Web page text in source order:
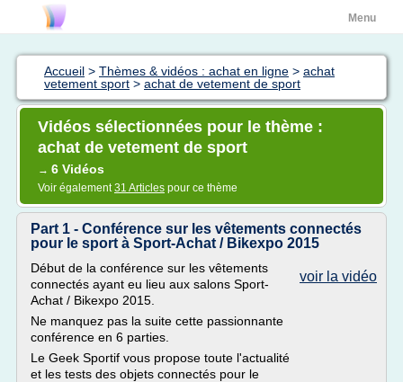
Menu
Accueil > Thèmes & vidéos : achat en ligne > achat
vetement sport > achat de vetement de sport
Vidéos sélectionnées pour le thème :
achat de vetement de sport
→ 6 Vidéos
Voir également31 Articles pour ce thème
Part 1 - Conférence sur les vêtements connectés
pour le sport à Sport-Achat / Bikexpo 2015
voir la vidéo
Début de la conférence sur les vêtements
connectés ayant eu lieu aux salons Sport-
Achat / Bikexpo 2015.
Ne manquez pas la suite cette passionnante
conférence en 6 parties.
Le Geek Sportif vous propose toute l'actualité
et les tests des objets connectés pour le